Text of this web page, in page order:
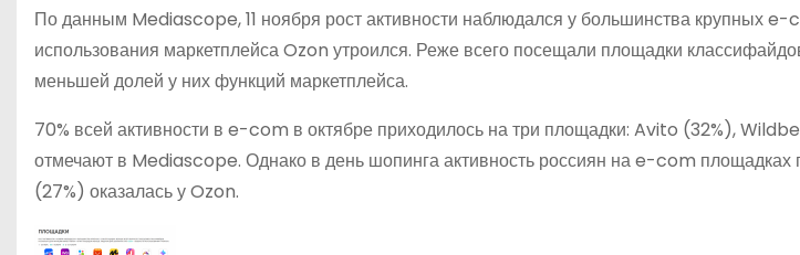
По данным Mediascope, 11 ноября рост активности наблюдался у большинства крупных
использования маркетплейса Ozon утроился. Реже всего посещали площадки
меньшей долей у них функций маркетплейса.
70% всей активности в e-com в октябре приходилось на три площадки: Avito (32%),
отмечают в Mediascope. Однако в день шопинга активность россиян на e-com площадках
(27%) оказалась у Ozon.